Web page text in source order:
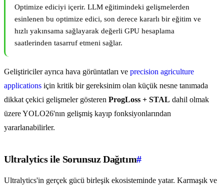
Optimize ediciyi içerir. LLM eğitimindeki gelişmelerden
esinlenen bu optimize edici, son derece kararlı bir eğitim ve
hızlı yakınsama sağlayarak değerli GPU hesaplama
saatlerinden tasarruf etmeni sağlar.
Geliştiriciler ayrıca hava görüntatları ve precision agriculture
applications için kritik bir gereksinim olan küçük nesne tanımada
dikkat çekici gelişmeler gösteren ProgLoss + STAL dahil olmak
üzere YOLO26'nın gelişmiş kayıp fonksiyonlarından
yararlanabilirler.
Ultralytics ile Sorunsuz Dağıtım#
Ultralytics'in gerçek gücü birleşik ekosisteminde yatar. Karmaşık ve